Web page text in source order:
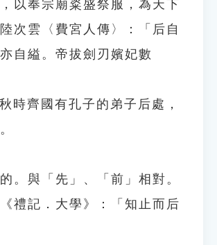
以奉宗廟粢盛祭服，為天下
次雲〈費宮人傳〉：「后自
自縊。帝拔劍刃嬪妃數
時齊國有孔子的弟子后處，
。與「先」、「前」相對。
禮記．大學》：「知止而后